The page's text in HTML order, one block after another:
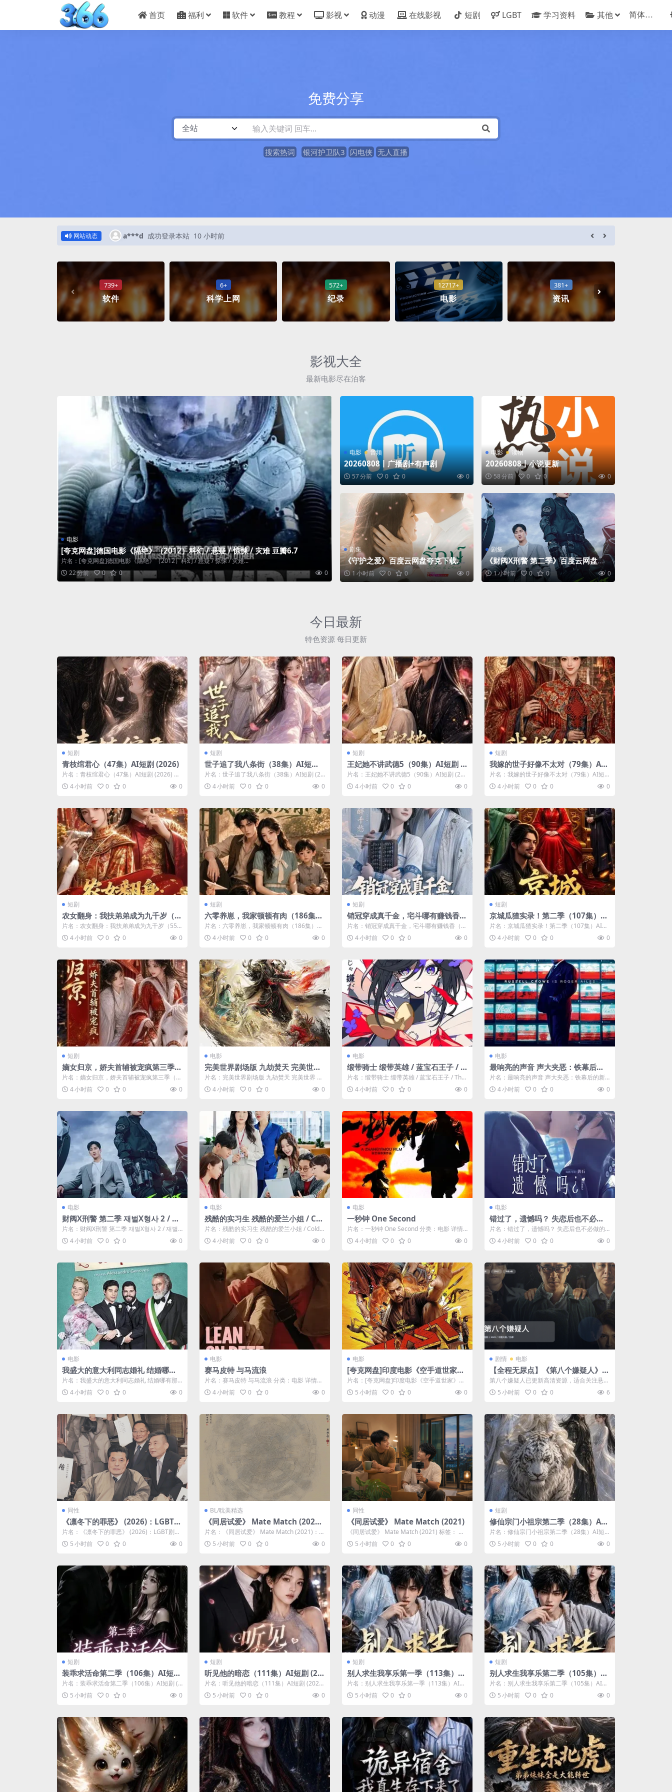
首页 福利 软件 教程 影视 动漫 在线影视 短剧 LGBT 学习资料 其他
免费分享
搜索热词 银河护卫队3 闪电侠 无人直播
网站动态 a***d 成功登录本站 10 小时前
739+
软件
6+
科学上网
572+
纪录
12717+
电影
381+
资讯
影视大全
最新电影尽在泊客
电影
[夸克网盘]德国电影《隔绝》（2012）科幻 / 悬疑 / 惊悚 / 灾难 豆瓣6.7
片名：[夸克网盘]德国电影《隔绝》（2012）科幻 / 悬疑 / 惊悚 / 灾难...
22 分前
0 0 0
电影 音频
20260808丨广播剧+有声剧
57 分前 0 0 0
电影 读物
20260808丨小说更新
58 分前 0 0 0
剧集
《守护之爱》百度云网盘夸克下载.阿
里云盘.中字.(2026)
1 小时前 0 0 0
剧集
《财阀X刑警 第二季》百度云网盘夸
克下载.阿里云盘.中字.(2026)
1 小时前 0 0 0
今日最新
特色资源 每日更新
短剧
青枝绾君心（47集）AI短剧 (2026)
片名：青枝绾君心（47集）AI短剧 (2026) 分
类：短剧 年份：2026 详...
4 小时前 0 0 0
短剧
世子追了我八条街（38集）AI短剧
(2026)
片名：世子追了我八条街（38集）AI短剧 (20
26) 分类：短剧 年份：202...
4 小时前 0 0 0
短剧
王妃她不讲武德5（90集）AI短剧 (2
026)
片名：王妃她不讲武德5（90集）AI短剧 (202
6) 分类：短剧 年份：202...
4 小时前 0 0 0
短剧
我嫁的世子好像不太对（79集）AI
短剧 (2026)
片名：我嫁的世子好像不太对（79集）AI短
剧 (2026) 分类：短剧 年份：2...
4 小时前 0 0 0
短剧
农女翻身：我扶弟弟成为九千岁（5
5集）AI短剧 (2026)
片名：农女翻身：我扶弟弟成为九千岁（55
集）AI短剧 (2026) 分类：短剧 ...
4 小时前 0 0 0
短剧
六零养崽，我家顿顿有肉（186集）
AI短剧 (2026)
片名：六零养崽，我家顿顿有肉（186集）AI
短剧 (2026) 分类：短剧 年份...
4 小时前 0 0 0
短剧
销冠穿成真千金，宅斗哪有赚钱香
（70集）AI短剧 (2026)
片名：销冠穿成真千金，宅斗哪有赚钱香（7
0集）AI短剧 (2026) 分类：短剧...
4 小时前 0 0 0
短剧
京城瓜猹实录！第二季（107集）AI
短剧 (2026)
片名：京城瓜猹实录！第二季（107集）AI短
剧 (2026) 分类：短剧 年份：...
4 小时前 0 0 0
短剧
嫡女归京，娇夫首辅被宠疯第三季
（100集）AI短剧 (2026)
片名：嫡女归京，娇夫首辅被宠疯第三季（1
00集）AI短剧 (2026) 分类：短...
4 小时前 0 0 0
电影
完美世界剧场版 九劫焚天 完美世界
剧场版之九劫焚天 / 完美世界之九劫
焚天 / 完美世界剧场版 第二部 / Per
fect World Movie: Nine Tribulat
erfect World Movie: Nine Cala
mities Burning Heaven
片名：完美世界剧场版 九劫焚天 完美世界 剧
场版之九劫焚天 / 完美世界之九劫焚...
4 小时前 0 0 0
电影
缎带骑士 缎带英雄 / 蓝宝石王子 / T
he Ribbon Hero
片名：缎带骑士 缎带英雄 / 蓝宝石王子 / The
Ribbon Hero 分...
4 小时前 0 0 0
电影
最响亮的声音 声大夹恶：铁幕后的
新闻王国(港) / 房间里最响亮的声音
/ The Loudest Voice in the Roo
m / Secure and Hold: The Last D
片名：最响亮的声音 声大夹恶：铁幕后的新
闻王国(港) / 房间里最响亮的声音 /...
4 小时前 0 0 0
电影
财阀X刑警 第二季 재벌X형사 2 / 재
벌X형사2 / 财阀X刑警 2 / 财阀X刑
警2 / Flex x Cop2 / 纨绔子弟(韩国
版)
片名：财阀X刑警 第二季 재벌X형사 2 / 재벌X
형사2 / 财阀X刑警 2 ...
4 小时前 0 0 0
电影
残酷的实习生 残酷的爱兰小姐 / Col
d Blooded Intern
片名：残酷的实习生 残酷的爱兰小姐 / Cold B
looded Intern ...
4 小时前 0 0 0
电影
一秒钟 One Second
片名：一秒钟 One Second 分类：电影 详情
介绍 《一秒钟》免费在线观看...
4 小时前 0 0 0
电影
错过了，遗憾吗？ 失恋后也不必做
的12件事 / Be Yourself
片名：错过了，遗憾吗？ 失恋后也不必做的1
2件事 / Be Yourself 分...
4 小时前 0 0 0
电影
我盛大的意大利同志婚礼 结婚哪有
那么男(台) / Matrimonio italiano
/ My Big Gay Italian Wedding
片名：我盛大的意大利同志婚礼 结婚哪有那
么男(台) / Matrimonio i...
4 小时前 0 0 0
电影
赛马皮特 与马流浪
片名：赛马皮特 与马流浪 分类：电影 详情介
绍 《赛马皮特》免费在线观看，提供高...
4 小时前 0 0 0
电影
[夸克网盘]印度电影《空手道世家》
（2026）动作
片名：[夸克网盘]印度电影《空手道世家》
（2026）动作 分类：电影 类型：动作...
5 小时前 0 0 0
剧情 电影
【全程无尿点】《第八个嫌疑人》 2
023 夸克网盘资源 4K高清
第八个嫌疑人已更新高清资源，适合关注悬疑
犯罪、高分剧、BE虐恋的用户，支持夸克网...
5 小时前 0 0 6
同性
《凛冬下的罪恶》 (2026)：LGBT剧
集剧情简介与夸克网盘资源
片名：《凛冬下的罪恶》 (2026)：LGBT剧集
剧情简介与夸克网盘资源 分类：...
5 小时前 0 0 0
BL/耽美精选
《同居试爱》 Mate Match (202
1)：BL剧集剧情简介与夸克网盘资
源
片名：《同居试爱》 Mate Match (2021)：B
L剧集剧情简介与夸克网...
5 小时前 0 0 0
同性
《同居试爱》 Mate Match (2021)
《同居试爱》 Mate Match (2021) 标签： 试
爱同居 室友选择 V...
5 小时前 0 0 0
短剧
修仙宗门小祖宗第二季（28集）AI
短剧 (2026)
片名：修仙宗门小祖宗第二季（28集）AI短
剧 (2026) 分类：短剧 年份：2...
5 小时前 0 0 0
短剧
装乖求活命第二季（106集）AI短剧
(2026)
片名：装乖求活命第二季（106集）AI短剧 (2
026) 分类：短剧 年份：20...
5 小时前 0 0 0
短剧
听见他的暗恋（111集）AI短剧 (20
26)
片名：听见他的暗恋（111集）AI短剧 (2026)
分类：短剧 年份：2026...
5 小时前 0 0 0
短剧
别人求生我享乐第一季（113集）AI
短剧 (2026)
片名：别人求生我享乐第一季（113集）AI短
剧 (2026) 分类：短剧 年份：...
5 小时前 0 0 0
短剧
别人求生我享乐第二季（105集）AI
短剧 (2026)
片名：别人求生我享乐第二季（105集）AI短
剧 (2026) 分类：短剧 年份：...
5 小时前 0 0 0